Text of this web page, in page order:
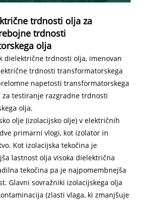
trdnosti olja za
trdnosti
olja
dielektrične trdnosti olja, imenovan
trdnosti transformatorskega
napetosti transformatorskega
za testiranje razgradne trdnosti
olja.
olje (izolacijsko olje) v električnih
primarni vlogi, kot izolator in
Kot izolacijska tekočina je
lastnost olja visoka dielektrična
tekočina pa je najpomembnejša
Glavni sovražniki izolacijskega olja
(zlasti vlaga, ki zmanjšuje